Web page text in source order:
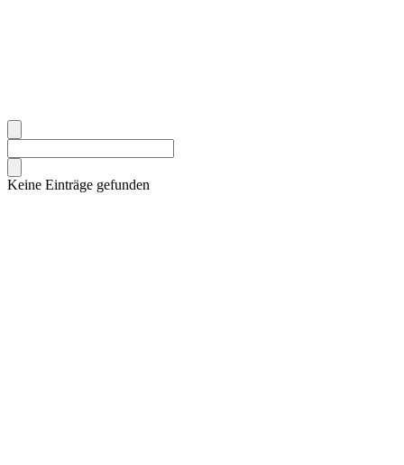
Keine Einträge gefunden